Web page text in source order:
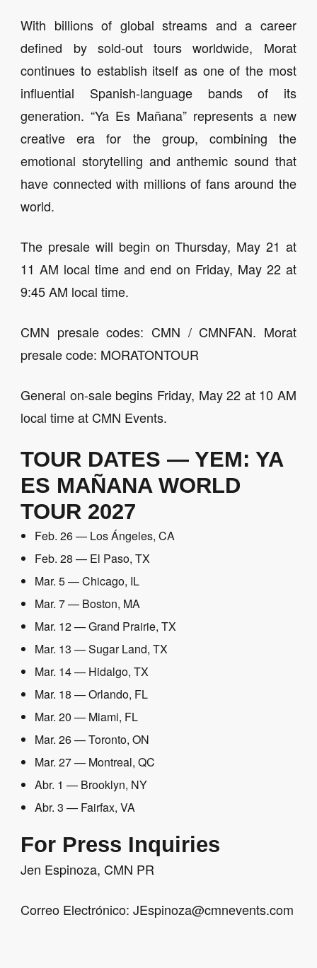
With billions of global streams and a career
defined by sold-out tours worldwide, Morat
continues to establish itself as one of the most
influential Spanish-language bands of its
generation. “Ya Es Mañana” represents a new
creative era for the group, combining the
emotional storytelling and anthemic sound that
have connected with millions of fans around the
world.
The presale will begin on Thursday, May 21 at
11 AM local time and end on Friday, May 22 at
9:45 AM local time.
CMN presale codes: CMN / CMNFAN. Morat
presale code: MORATONTOUR
General on-sale begins Friday, May 22 at 10 AM
local time at CMN Events.
TOUR DATES — YEM: YA
ES MAÑANA WORLD
TOUR 2027
Feb. 26 — Los Ángeles, CA
Feb. 28 — El Paso, TX
Mar. 5 — Chicago, IL
Mar. 7 — Boston, MA
Mar. 12 — Grand Prairie, TX
Mar. 13 — Sugar Land, TX
Mar. 14 — Hidalgo, TX
Mar. 18 — Orlando, FL
Mar. 20 — Miami, FL
Mar. 26 — Toronto, ON
Mar. 27 — Montreal, QC
Abr. 1 — Brooklyn, NY
Abr. 3 — Fairfax, VA
For Press Inquiries
Jen Espinoza, CMN PR
Correo Electrónico: JEspinoza@cmnevents.com